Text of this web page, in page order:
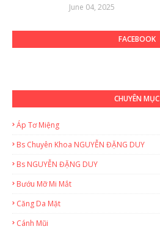
June 04, 2025
FACEBOOK
CHUYÊN MỤC
Áp Tơ Miệng
Bs Chuyên Khoa NGUYỄN ĐẶNG DUY
Bs NGUYỄN ĐẶNG DUY
Bướu Mỡ Mi Mắt
Căng Da Mặt
Cánh Mũi